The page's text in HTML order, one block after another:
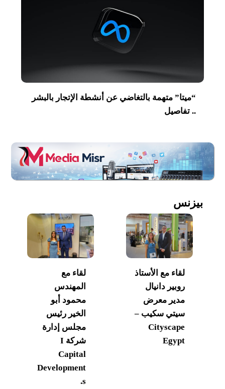
“ميتا” متهمة بالتغاضي عن أنشطة الإتجار بالبشر
.. تفاصيل
بيزنس
لقاء مع الأستاذ
روبير دانيال
مدير معرض
سيتي سكيب –
Cityscape
Egypt
لقاء مع
المهندس
محمود أبو
الخير رئيس
مجلس إدارة
شركة I
Capital
Development
s.